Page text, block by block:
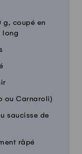
g, coupé en
long
ou Carnaroli)
saucisse de
râpé